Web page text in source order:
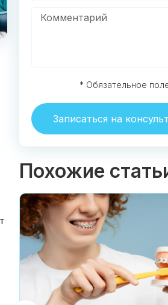
* Обязательное
Записаться на
Похожие